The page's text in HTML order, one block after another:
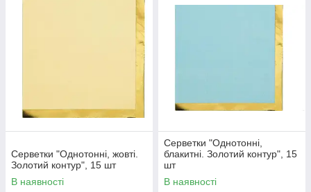
Серветки "Однотонні, жовті.
Золотий контур", 15 шт
В наявності
Серветки "Однотонні,
блакитні. Золотий контур", 15
шт
В наявності